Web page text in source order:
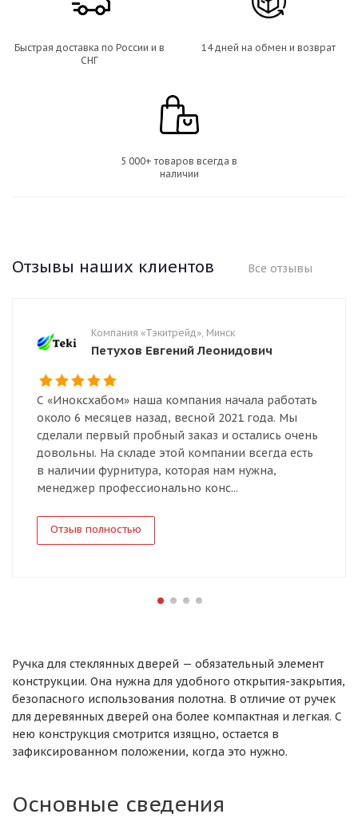
Быстрая доставка по России и в
СНГ
14 дней на обмен и возврат
5 000+ товаров всегда в
наличии
Отзывы наших клиентов Все отзывы
Компания «Тэкитрейд», Минск
Петухов Евгений Леонидович
С «Иноксхабом» наша компания начала работать
около 6 месяцев назад, весной 2021 года. Мы
сделали первый пробный заказ и остались очень
довольны. На складе этой компании всегда есть
в наличии фурнитура, которая нам нужна,
менеджер профессионально конс...
Отзыв полностью
Ручка для стеклянных дверей — обязательный элемент
конструкции. Она нужна для удобного открытия-закрытия,
безопасного использования полотна. В отличие от ручек
для деревянных дверей она более компактная и легкая. С
нею конструкция смотрится изящно, остается в
зафиксированном положении, когда это нужно.
Основные сведения